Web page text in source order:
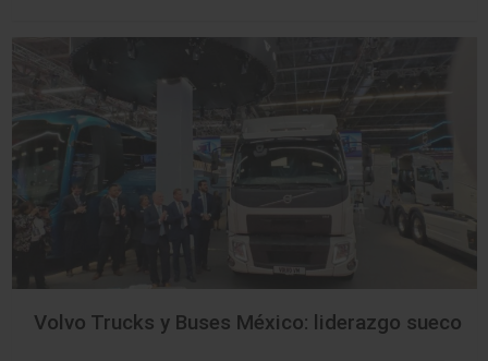
Volvo Trucks y Buses México: liderazgo sueco